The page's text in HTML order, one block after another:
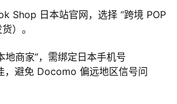
Shop 日本站官网，选择 “跨境 POP
）。
地商家”，需绑定日本手机号
，避免 Docomo 偏远地区信号问